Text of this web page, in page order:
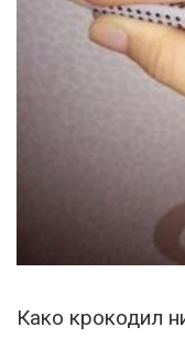
Како крокодил